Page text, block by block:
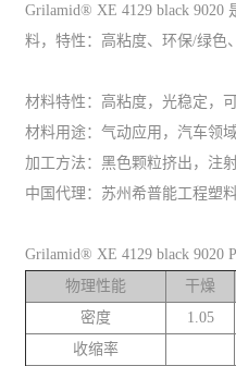
Grilamid® XE 4129 black 9020
料，特性：高粘度、环保/绿色
材料特性：高粘度，光稳定，
材料用途：气动应用，汽车领
加工方法：黑色颗粒挤出，注
中国代理：苏州希普能工程塑
Grilamid® XE 4129 black 9020
物理性能
干燥
密度
1.05
收缩率